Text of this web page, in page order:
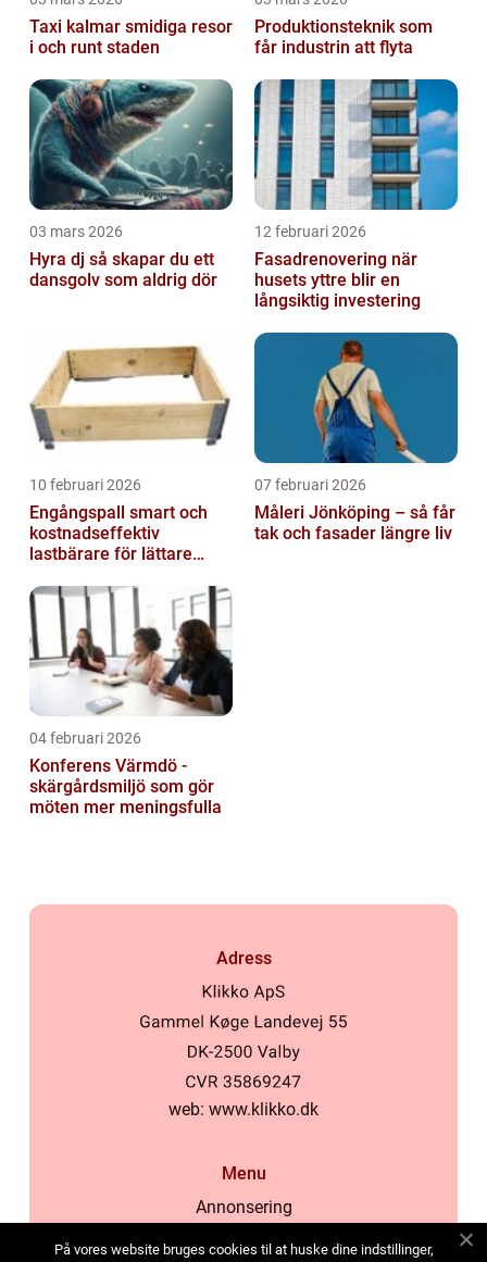
Taxi kalmar smidiga resor
i och runt staden
Produktionsteknik som
får industrin att flyta
03 mars 2026
Hyra dj så skapar du ett
dansgolv som aldrig dör
12 februari 2026
Fasadrenovering när
husets yttre blir en
långsiktig investering
10 februari 2026
Engångspall smart och
kostnadseffektiv
lastbärare för lättare
07 februari 2026
Måleri Jönköping – så får
tak och fasader längre liv
04 februari 2026
Konferens Värmdö -
skärgårdsmiljö som gör
möten mer meningsfulla
Adress
web: www.klikko.dk
Menu
Annonsering
På vores website bruges cookies til at huske dine indstillinger,